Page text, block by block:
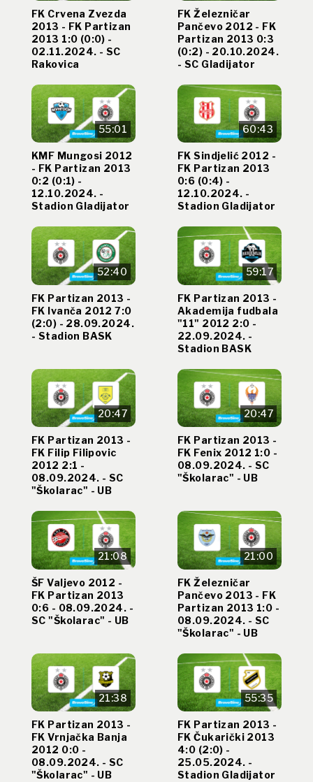
FK Crvena Zvezda
2013 - FK Partizan
2013 1:0 (0:0) -
02.11.2024. - SC
Rakovica
FK Železničar
Pančevo 2012 - FK
Partizan 2013 0:3
(0:2) - 20.10.2024.
- SC Gladijator
55:01
KMF Mungosi 2012
- FK Partizan 2013
0:2 (0:1) -
12.10.2024. -
Stadion Gladijator
60:43
FK Sindjelić 2012 -
FK Partizan 2013
0:6 (0:4) -
12.10.2024. -
Stadion Gladijator
52:40
FK Partizan 2013 -
FK Ivanča 2012 7:0
(2:0) - 28.09.2024.
- Stadion BASK
59:17
FK Partizan 2013 -
Akademija fudbala
"11" 2012 2:0 -
22.09.2024. -
Stadion BASK
20:47
FK Partizan 2013 -
FK Filip Filipovic
2012 2:1 -
08.09.2024. - SC
"Školarac" - UB
20:47
FK Partizan 2013 -
FK Fenix 2012 1:0 -
08.09.2024. - SC
"Školarac" - UB
21:08
ŠF Valjevo 2012 -
FK Partizan 2013
0:6 - 08.09.2024. -
SC "Školarac" - UB
21:00
FK Železničar
Pančevo 2013 - FK
Partizan 2013 1:0 -
08.09.2024. - SC
"Školarac" - UB
21:38
FK Partizan 2013 -
FK Vrnjačka Banja
2012 0:0 -
08.09.2024. - SC
"Školarac" - UB
55:35
FK Partizan 2013 -
FK Čukarički 2013
4:0 (2:0) -
25.05.2024. -
Stadion Gladijator